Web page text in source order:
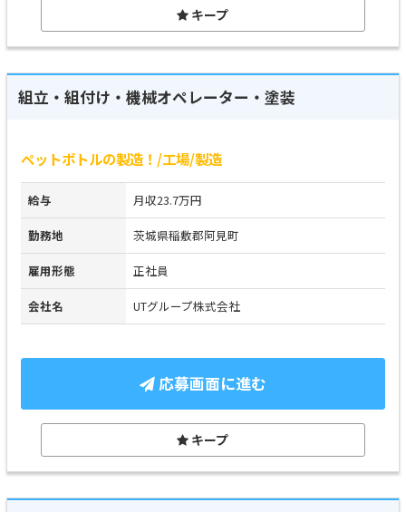
キープ
組立・組付け・機械オペレーター・塗装
ペットボトルの製造！/工場/製造
給与 月収23.7万円
勤務地 茨城県稲敷郡阿見町
雇用形態 正社員
会社名 UTグループ株式会社
応募画面に進む
キープ